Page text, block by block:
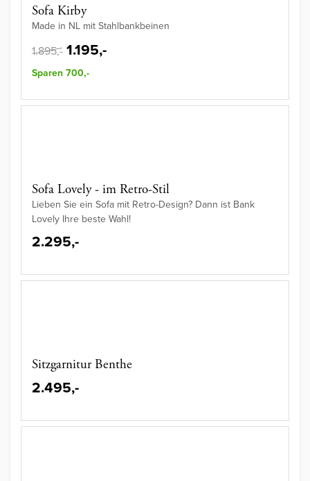
Sofa Kirby
Made in NL mit Stahlbankbeinen
1.895,- 1.195,-
Sparen 700,-
Sofa Lovely - im Retro-Stil
Lieben Sie ein Sofa mit Retro-Design? Dann ist Bank
Lovely Ihre beste Wahl!
2.295,-
Sitzgarnitur Benthe
2.495,-